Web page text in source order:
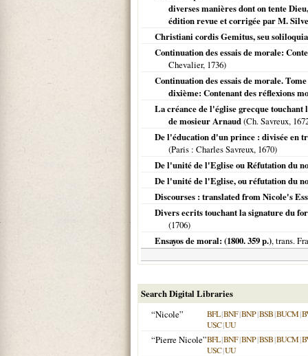
diverses manières dont on tente
édition revue et corrigée par M.
Christiani cordis Gemitus, seu soliloquia
Continuation des essais de morale:
Chevalier, 1736)
Continuation des essais de morale.
dixième: Contenant des réflexions
La créance de l'église grecque
de mosieur Arnaud(Ch. Savreux,
De l'éducation d'un prince : divisée en
(Paris : Charles Savreux, 1670)
De l'unité de l'Eglise ou Réfutation du
De l'unité de l'Eglise, ou réfutation du
Discourses : translated from Nicole's
Divers ecrits touchant la signature du
(1706)
Ensayos de moral: (1800. 359 p.), trans.
Search Digital Libraries
“Nicole”
BFL|BNF|BNP|BSB|BUCM|
USC|UU
“Pierre Nicole”BFL|BNF|BNP|BSB|BUCM|
USC|UU